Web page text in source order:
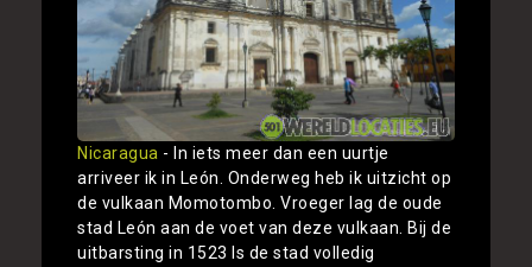
Nicaragua - In iets meer dan een uurtje
arriveer ik in León. Onderweg heb ik uitzicht op
de vulkaan Momotombo. Vroeger lag de oude
stad León aan de voet van deze vulkaan. Bij de
uitbarsting in 1523 Is de stad volledig